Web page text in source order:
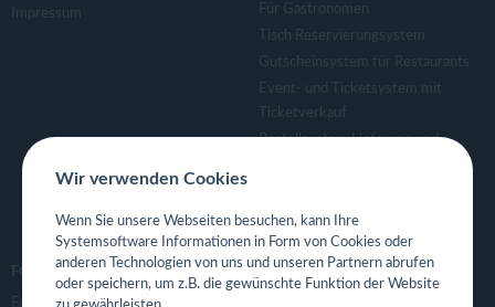
Impressum
Für Gastronomen
Tisch Reservierungsystem
Gutscheinsystem für Restaurants
Event- und Ticketsystem mit
Ticketverkauf
Bestellsystem Lieferung und
Eigene App für Restaurant
FOLGE UNS
Facebook
Wir verwenden Cookies
Wenn Sie unsere Webseiten besuchen, kann Ihre
Systemsoftware Informationen in Form von Cookies oder
anderen Technologien von uns und unseren Partnern abrufen
oder speichern, um z.B. die gewünschte Funktion der Website